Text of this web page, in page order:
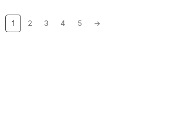
1 2 3 4 5 →